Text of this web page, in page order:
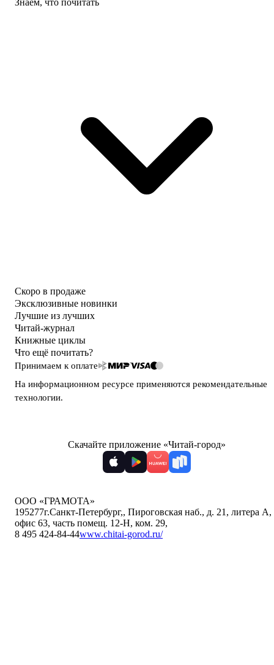
Знаем, что почитать
Скоро в продаже
Эксклюзивные новинки
Лучшие из лучших
Читай-журнал
Книжные циклы
Что ещё почитать?
Принимаем к оплате
На информационном ресурсе применяются рекомендательные
технологии.
Скачайте приложение «Читай-город»
ООО «ГРАМОТА»
195277г.Санкт-Петербург,, Пироговская наб., д. 21, литера А,
офис 63, часть помещ. 12-Н, ком. 29,
8 495 424-84-44www.chitai-gorod.ru/